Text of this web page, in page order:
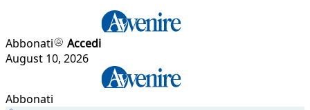
Abbonati
Accedi
August 10, 2026
Abbonati